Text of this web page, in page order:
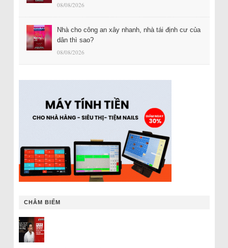
08/08/2026
Nhà cho công an xây nhanh, nhà tái định cư của
dân thì sao?
08/08/2026
CHÂM BIẾM